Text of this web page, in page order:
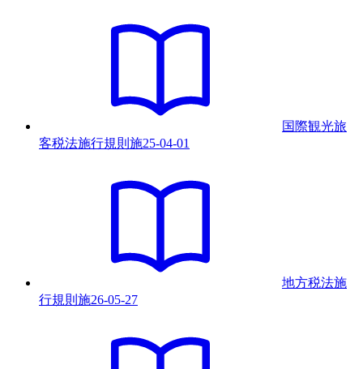
国際観光旅
客税法施行規則 施25-04-01
地方税法施
行規則 施26-05-27